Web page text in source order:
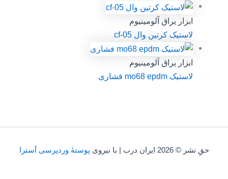
ابزار یراق آلومینیوم
لاستیک کرتین وال cf-05
ابزار یراق آلومینیوم
لاستیک mo68 epdm فشاری
حقِ نشر © 2026 ایران درب | با نیروی پوستهٔ وردپرسی آسترا